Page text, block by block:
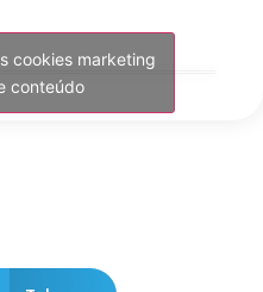
cookies marketing
conteúdo